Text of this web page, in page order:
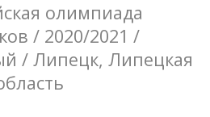
олимпиада
/ 2020/2021 /
/ Липецк, Липецкая